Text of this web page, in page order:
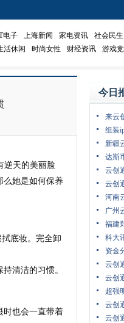
电子 上海新闻 家电资讯 社会民生
活休闲 时尚女性 财经资讯 游戏
逆天的美丽脸
么她是如何保养
底妆。完全卸
清洁的习惯。
时也会一直带着
今日
来云
组装
新疆
达斯
云创
云创
河南
广州
福建
科大
资金
云创
云创
超强
云创
云创